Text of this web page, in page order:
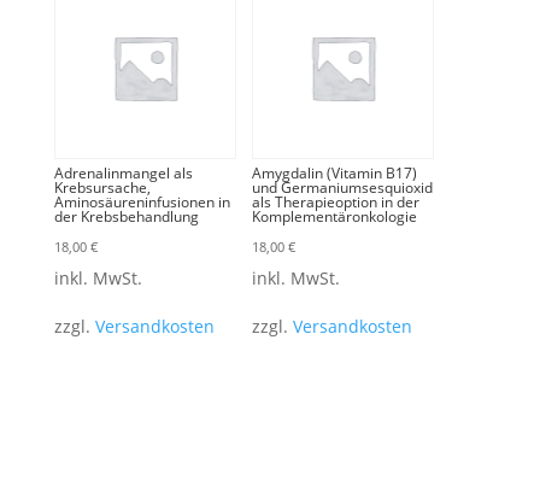
Adrenalinmangel als
Krebsursache,
Aminosäureninfusionen in
der Krebsbehandlung
18,00 €
inkl. MwSt.
zzgl. Versandkosten
Amygdalin (Vitamin B17)
und Germaniumsesquioxid
als Therapieoption in der
Komplementäronkologie
18,00 €
inkl. MwSt.
zzgl. Versandkosten